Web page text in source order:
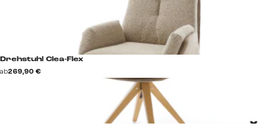
Drehstuhl Clea-Flex
ab269,90 €